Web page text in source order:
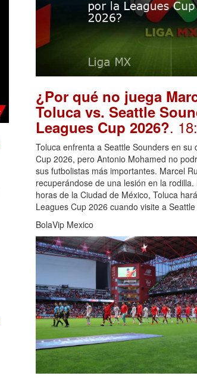
¿Por qué no juega
Toluca vs. Seattle
Leagues Cup 2026?.
Toluca enfrenta a Seattle Sounders en su
Cup 2026, pero Antonio Mohamed no
sus futbolistas más importantes. Marcel
recuperándose de una lesión en la rodilla.
horas de la Ciudad de México, Toluca
Leagues Cup 2026 cuando visite a
BolaVip Mexico